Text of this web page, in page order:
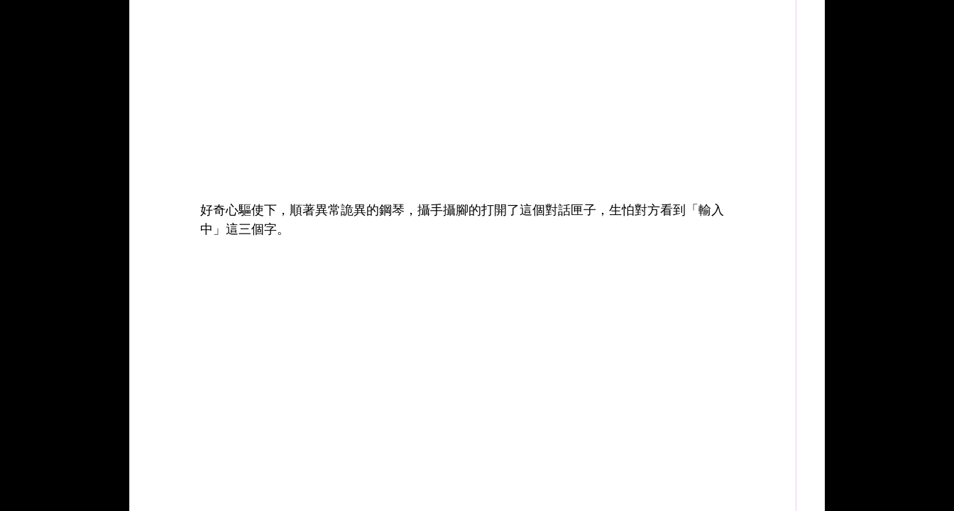
好奇心驅使下，順著異常詭異的鋼琴，攝手攝腳的打開了這個對話匣子，生怕對方看到「輸入
中」這三個字。